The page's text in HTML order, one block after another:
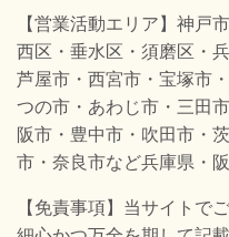
【営業活動エリア】神戸
西区・垂水区・須磨区・
芦屋市・西宮市・宝塚市
つの市・あわじ市・三田
阪市・豊中市・吹田市・
市・奈良市など兵庫県・
【免責事項】当サイトで